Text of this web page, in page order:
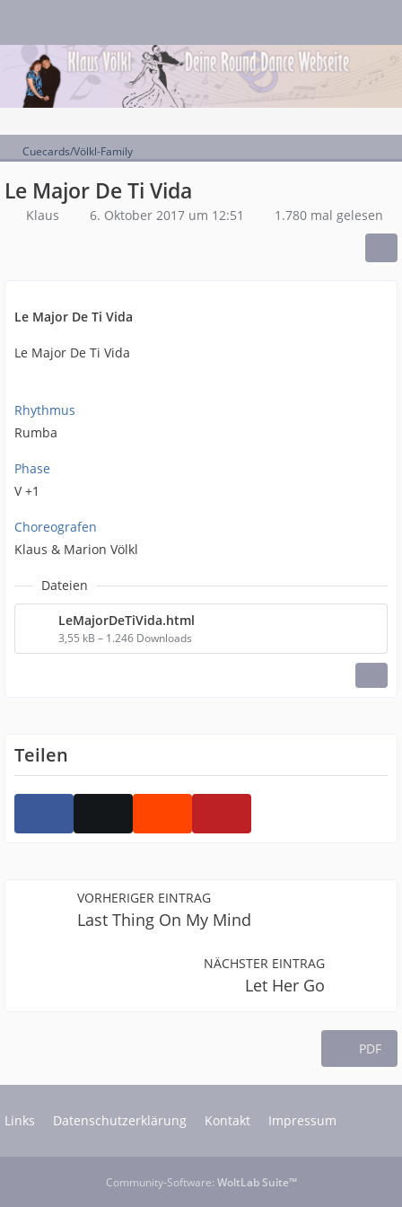
Cuecards/Völkl-Family
Le Major De Ti Vida
Klaus 6. Oktober 2017 um 12:51 1.780 mal gelesen
Le Major De Ti Vida
Le Major De Ti Vida
Rhythmus
Rumba
Phase
V +1
Choreografen
Klaus & Marion Völkl
Dateien
LeMajorDeTiVida.html
3,55 kB – 1.246 Downloads
Teilen
VORHERIGER EINTRAG
Last Thing On My Mind
NÄCHSTER EINTRAG
Let Her Go
PDF
Links Datenschutzerklärung Kontakt Impressum
Community-Software: WoltLab Suite™